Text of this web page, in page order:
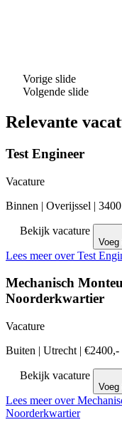
Vorige slide
Volgende slide
Relevante
Test Engineer
Vacature
Binnen | Overijssel | 3400
Bekijk vacature
Voeg
Lees meer over Test
Mechanisch
Noorderkwartier
Vacature
Buiten | Utrecht | €2400,-
Bekijk vacature
Voeg
Lees meer over
Noorderkwartier